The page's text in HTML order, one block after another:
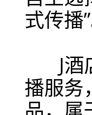
式传播”
J酒
播服务